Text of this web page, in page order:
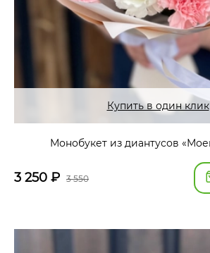
Купить в один клик
Монобукет из диантусов
3 250 ₽ 3 550